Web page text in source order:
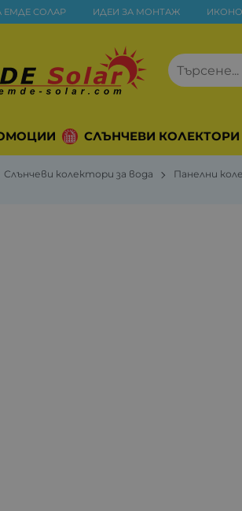
ЕМДЕ СОЛАР ИДЕИ ЗА МОНТАЖ
СЛЪНЧЕВИ
Слънчеви колектори за вода Панелни